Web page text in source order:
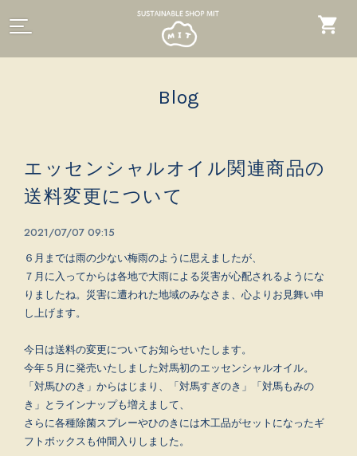
Blog
エッセンシャルオイル関連商品の
送料変更について
2021/07/07 09:15
６月までは雨の少ない梅雨のように思えましたが、
７月に入ってからは各地で大雨による災害が心配されるようにな
りましたね。災害に遭われた地域のみなさま、心よりお見舞い申
し上げます。
今日は送料の変更についてお知らせいたします。
今年５月に発売いたしました対馬初のエッセンシャルオイル。
「対馬ひのき」からはじまり、「対馬すぎのき」「対馬もみの
き」とラインナップも増えまして、
さらに各種除菌スプレーやひのきには木工品がセットになったギ
フトボックスも仲間入りしました。